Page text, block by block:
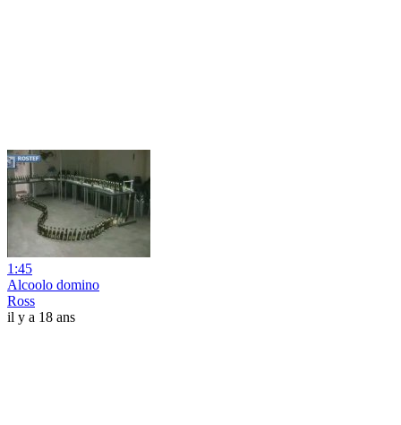
1:45
Alcoolo domino
Ross
il y a 18 ans